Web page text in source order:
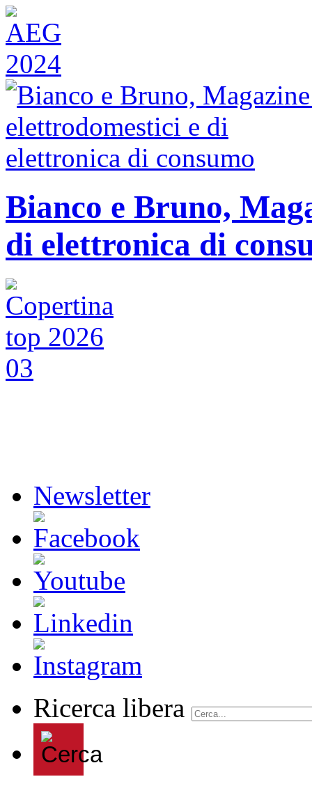
Bianco e Bruno,
di elettronica di
Newsletter
Ricerca libera